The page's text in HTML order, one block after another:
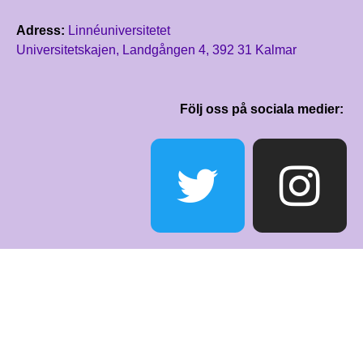
Adress: Linnéuniversitetet
Universitetskajen, Landgången 4, 392 31 Kalmar
Följ oss på sociala medier: